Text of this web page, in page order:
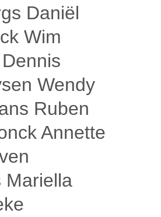
Daniël
Wim
Wendy
Ruben
Annette
Mariella